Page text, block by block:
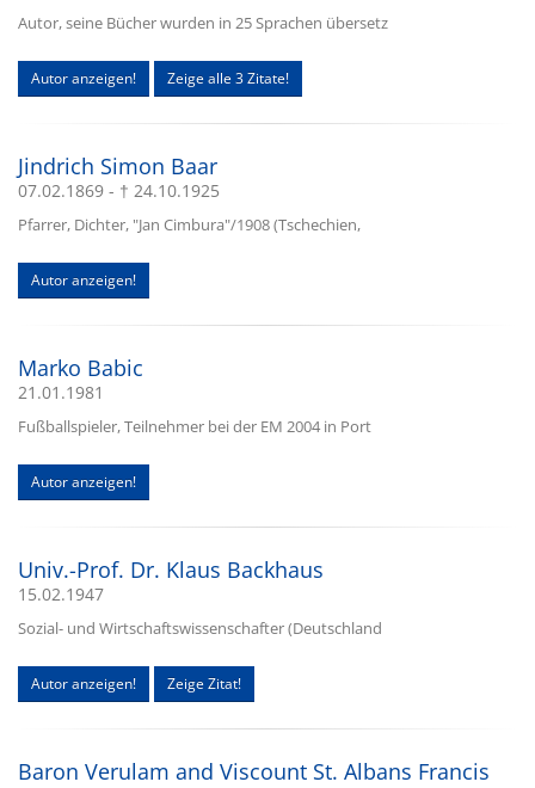
Autor, seine Bücher wurden in 25 Sprachen übersetz
Autor anzeigen! Zeige alle 3 Zitate!
Jindrich Simon Baar
07.02.1869 - † 24.10.1925
Pfarrer, Dichter, "Jan Cimbura"/1908 (Tschechien,
Autor anzeigen!
Marko Babic
21.01.1981
Fußballspieler, Teilnehmer bei der EM 2004 in Port
Autor anzeigen!
Univ.-Prof. Dr. Klaus Backhaus
15.02.1947
Sozial- und Wirtschaftswissenschafter (Deutschland
Autor anzeigen! Zeige Zitat!
Baron Verulam and Viscount St. Albans Francis